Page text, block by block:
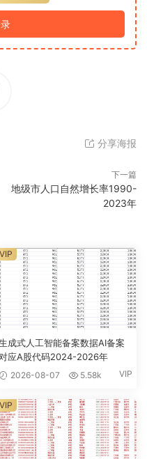
分享海报
下一篇
地级市人口自然增长率1990-
2023年
成式人工智能备案数据AI备案
对应A股代码2024-2026年
2026-08-07 5.58k VIP
VIP
VIP